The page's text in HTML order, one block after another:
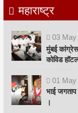
महाराष्ट्र
03 May
मुंबई
कोविड
01 May
भाई जगताप
।